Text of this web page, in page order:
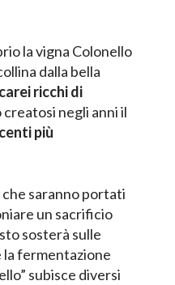
la vigna Colonello
dalla bella
ricchi di
negli anni il
più
che saranno portati
un sacrificio
sosterà sulle
fermentazione
subisce diversi